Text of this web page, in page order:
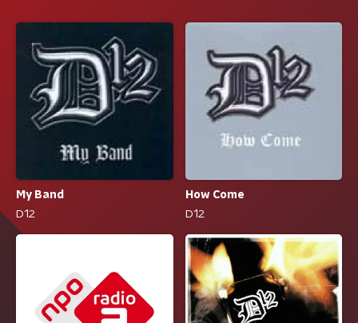
My Band
D12
How Come
D12